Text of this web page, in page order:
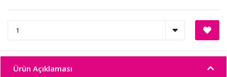
Ürün Açıklaması